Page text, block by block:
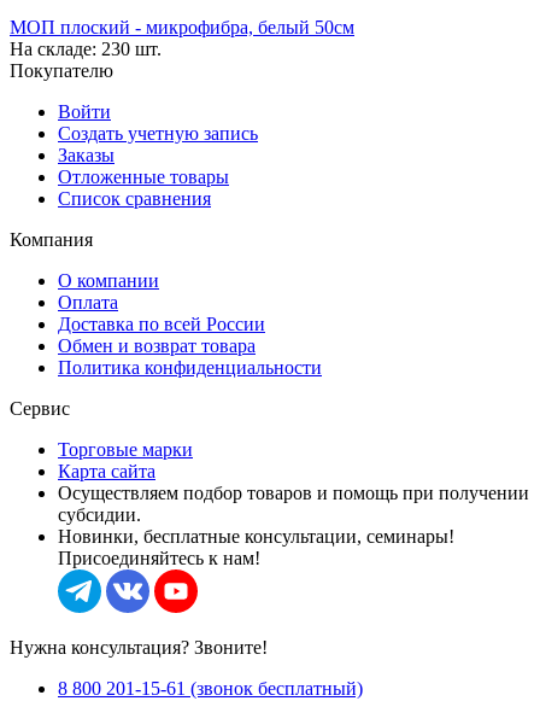
МОП плоский - микрофибра, белый 50см
На складе: 230 шт.
Покупателю
Войти
Создать учетную запись
Заказы
Отложенные товары
Список сравнения
Компания
О компании
Оплата
Доставка по всей России
Обмен и возврат товара
Политика конфиденциальности
Сервис
Торговые марки
Карта сайта
Осуществляем подбор товаров и помощь при получении
субсидии.
Новинки, бесплатные консультации, семинары!
Присоединяйтесь к нам!
Нужна консультация? Звоните!
8 800 201-15-61 (звонок бесплатный)